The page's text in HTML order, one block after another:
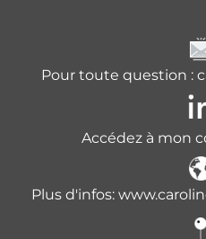
Pour toute question :
Accédez à mon
Plus d'infos: